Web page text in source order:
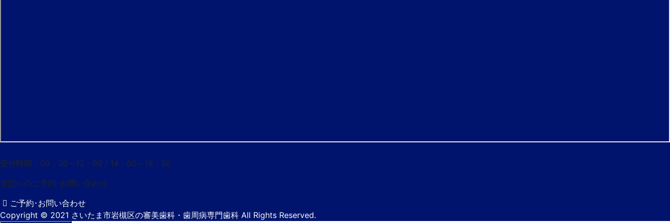
受付時間：09：30～13：00 / 14：00～18：30
当院へのご予約･ お問い合わせ
ご予約･お問い合わせ
Copyright © 2021 さいたま市岩槻区の審美歯科・歯周病専門歯科 All Rights Reserved.